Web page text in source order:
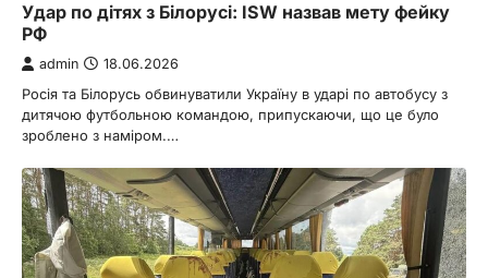
Удар по дітях з Білорусі: ISW назвав мету фейку
РФ
admin 18.06.2026
Росія та Білорусь обвинуватили Україну в ударі по автобусу з
дитячою футбольною командою, припускаючи, що це було
зроблено з наміром.…